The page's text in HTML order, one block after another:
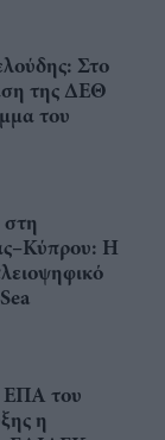
Στο
της ΔΕΘ
του
Η
ΕΠΑ του
η